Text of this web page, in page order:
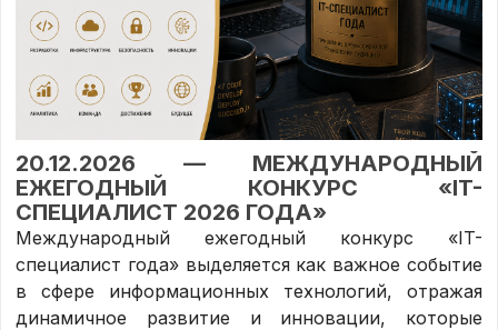
20.12.2026 — МЕЖДУНАРОДНЫЙ
ЕЖЕГОДНЫЙ КОНКУРС «IT-
СПЕЦИАЛИСТ 2026 ГОДА»
Международный ежегодный конкурс «IT-
специалист года» выделяется как важное событие
в сфере информационных технологий, отражая
динамичное развитие и инновации, которые